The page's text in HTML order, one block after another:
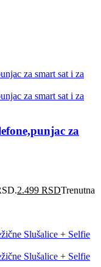
za
2.499 RSDTrenutna